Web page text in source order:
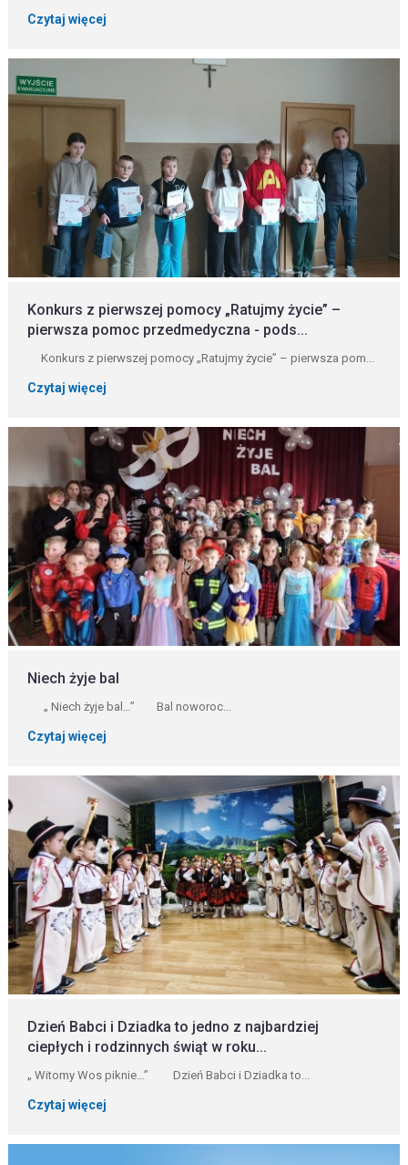
Czytaj więcej
Konkurs z pierwszej pomocy „Ratujmy życie” –
pierwsza pomoc przedmedyczna - pods...
Konkurs z pierwszej pomocy „Ratujmy życie” – pierwsza pom...
Czytaj więcej
Niech żyje bal
„ Niech żyje bal…” Bal noworoc...
Czytaj więcej
Dzień Babci i Dziadka to jedno z najbardziej
ciepłych i rodzinnych świąt w roku...
„ Witomy Wos piknie…” Dzień Babci i Dziadka to...
Czytaj więcej